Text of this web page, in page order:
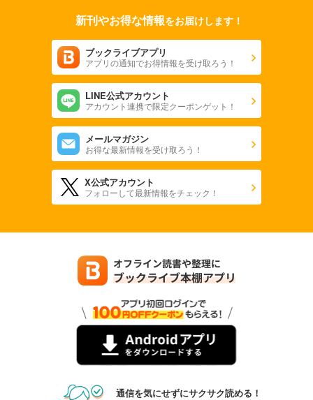
あらすじを表示する
週刊東洋経済 2025/10/25号
880円 (税込)
あらすじを表示する
週刊東洋経済 2025年10/11・10/18合併号
880円 (税込)
週刊東洋経済 2025年9/27・10/4合併号
880円 (税込)
あらすじを表示する
週刊東洋経済 2025年9/13・20合併号
880
円 (税込)
新刊やお得な情報をお届けします！
ブックライブアプリ
アプリの通知でお得情報を受け取ろう！
LINE公式アカウント
アカウント連携で限定クーポンゲット！
メールマガジン
お得な最新情報を受け取ろう！
X公式アカウント
フォローして最新情報をチェック！
通信を気にせずにサクサク読める！